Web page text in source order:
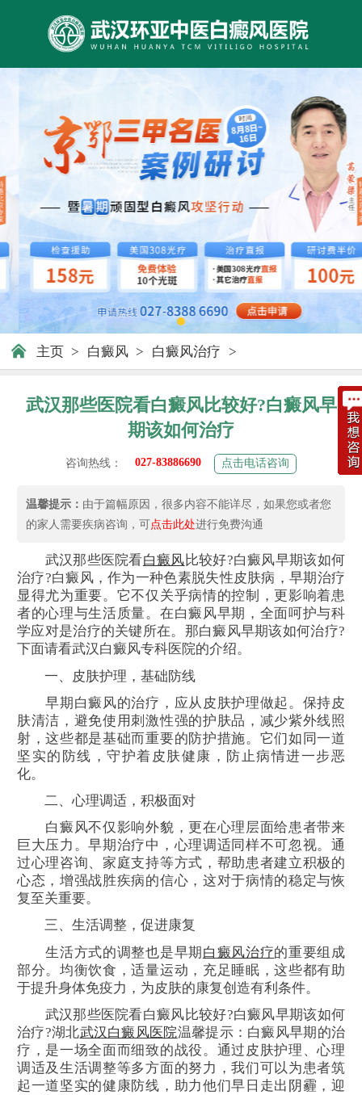
主页 > 白癜风 > 白癜风治疗 >
武汉那些医院看白癜风比较好?白癜风早
期该如何治疗
咨询热线： 027-83886690 点击电话咨询
温馨提示： 由于篇幅原因，很多内容不能详尽，如果您或者您
的家人需要疾病咨询，可点击此处进行免费沟通
武汉那些医院看白癜风比较好?白癜风早期该如何
治疗?白癜风，作为一种色素脱失性皮肤病，早期治疗
显得尤为重要。它不仅关乎病情的控制，更影响着患
者的心理与生活质量。在白癜风早期，全面呵护与科
学应对是治疗的关键所在。那白癜风早期该如何治疗?
下面请看武汉白癜风专科医院的介绍。
一、皮肤护理，基础防线
早期白癜风的治疗，应从皮肤护理做起。保持皮
肤清洁，避免使用刺激性强的护肤品，减少紫外线照
射，这些都是基础而重要的防护措施。它们如同一道
坚实的防线，守护着皮肤健康，防止病情进一步恶
化。
二、心理调适，积极面对
白癜风不仅影响外貌，更在心理层面给患者带来
巨大压力。早期治疗中，心理调适同样不可忽视。通
过心理咨询、家庭支持等方式，帮助患者建立积极的
心态，增强战胜疾病的信心，这对于病情的稳定与恢
复至关重要。
三、生活调整，促进康复
生活方式的调整也是早期白癜风治疗的重要组成
部分。均衡饮食，适量运动，充足睡眠，这些都有助
于提升身体免疫力，为皮肤的康复创造有利条件。
武汉那些医院看白癜风比较好?白癜风早期该如何
治疗?湖北武汉白癜风医院温馨提示：白癜风早期的治
疗，是一场全面而细致的战役。通过皮肤护理、心理
调适及生活调整等多方面的努力，我们可以为患者筑
起一道坚实的健康防线，助力他们早日走出阴霾，迎